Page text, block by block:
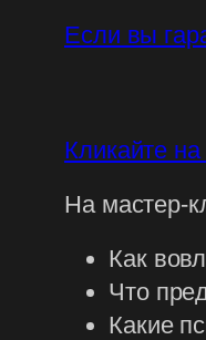
Если вы
Кликайте
На мастер-
Как
Что
Какие